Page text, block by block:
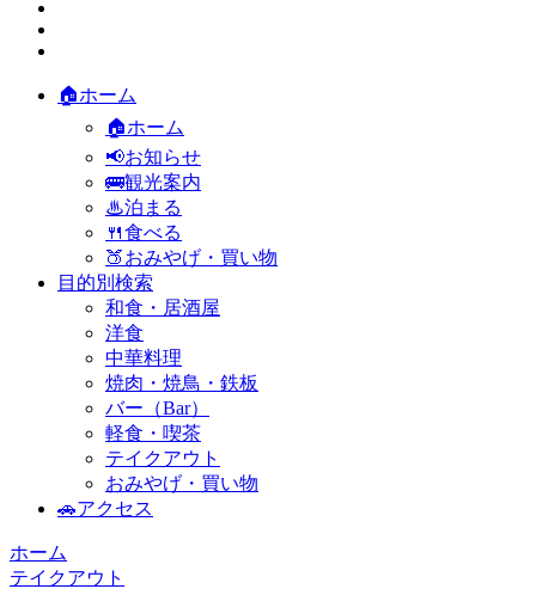
🏠ホーム
🏠ホーム
📢お知らせ
🚌観光案内
♨泊まる
🍴食べる
🍑おみやげ・買い物
目的別検索
和食・居酒屋
洋食
中華料理
焼肉・焼鳥・鉄板
バー（Bar）
軽食・喫茶
テイクアウト
おみやげ・買い物
🚗アクセス
ホーム
テイクアウト